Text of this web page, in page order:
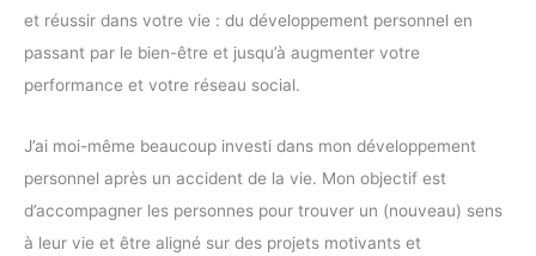
et réussir dans votre vie : du développement personnel en
passant par le bien-être et jusqu’à augmenter votre
performance et votre réseau social.
J’ai moi-même beaucoup investi dans mon développement
personnel après un accident de la vie. Mon objectif est
d’accompagner les personnes pour trouver un (nouveau) sens
à leur vie et être aligné sur des projets motivants et